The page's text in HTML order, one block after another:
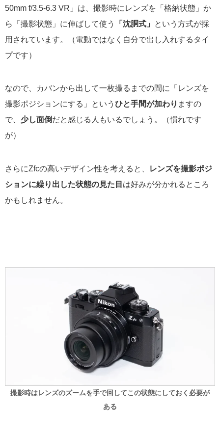
50mm f/3.5-6.3 VR」は、撮影時にレンズを「格納状態」か
ら「撮影状態」に伸ばして使う
「沈胴式」
という方式が採
用されています。（電動ではなく自分で出し入れするタイ
プです）
なので、カバンから出して一枚撮るまでの間に「レンズを
撮影ポジションにする」という ひと手間が加わり ますの
で、 少し面倒だと感じる人もいるでしょう。（慣れです
が）
さらにZfcの高いデザイン性を考えると、
レンズを撮影ポジ
ションに繰り出した状態の見た目 は好みが分かれるところ
かもしれません。
撮影時はレンズのズームを手で回してこの状態にしておく必要が
ある